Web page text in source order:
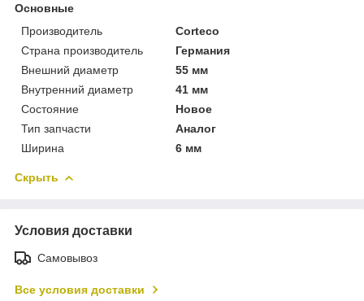
Основные
Производитель
Corteco
Страна производитель
Германия
Внешний диаметр
55 мм
Внутренний диаметр
41 мм
Состояние
Новое
Тип запчасти
Аналог
Ширина
6 мм
Скрыть
Условия доставки
Самовывоз
Все условия доставки